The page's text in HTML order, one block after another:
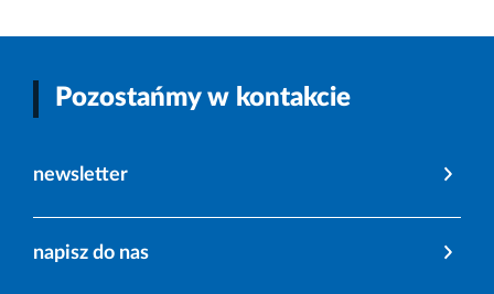
Pozostańmy w kontakcie
newsletter
napisz do nas